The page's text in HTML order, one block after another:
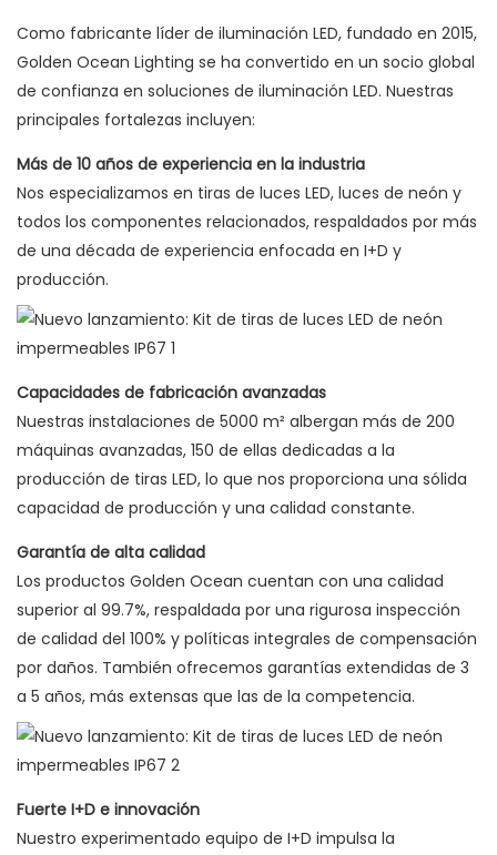
Como fabricante líder de iluminación LED, fundado en 2015,
Golden Ocean Lighting se ha convertido en un socio global
de confianza en soluciones de iluminación LED. Nuestras
principales fortalezas incluyen:
Más de 10 años de experiencia en la industria
Nos especializamos en tiras de luces LED, luces de neón y
todos los componentes relacionados, respaldados por más
de una década de experiencia enfocada en I+D y
producción.
Capacidades de fabricación avanzadas
Nuestras instalaciones de 5000 m² albergan más de 200
máquinas avanzadas, 150 de ellas dedicadas a la
producción de tiras LED, lo que nos proporciona una sólida
capacidad de producción y una calidad constante.
Garantía de alta calidad
Los productos Golden Ocean cuentan con una calidad
superior al 99.7%, respaldada por una rigurosa inspección
de calidad del 100% y políticas integrales de compensación
por daños. También ofrecemos garantías extendidas de 3
a 5 años, más extensas que las de la competencia.
Fuerte I+D e innovación
Nuestro experimentado equipo de I+D impulsa la